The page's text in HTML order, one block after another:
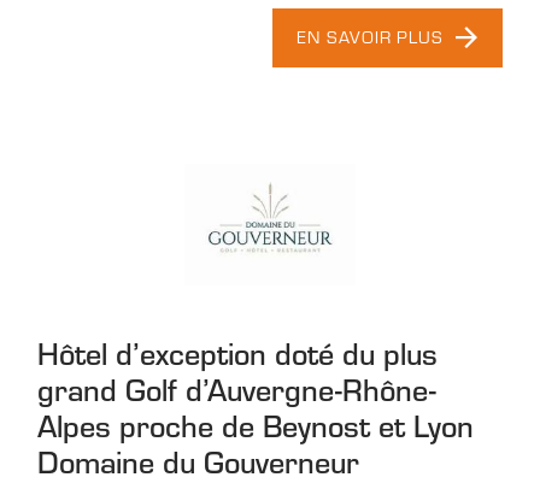
EN SAVOIR PLUS
Hôtel d’exception doté du plus
grand Golf d’Auvergne-Rhône-
Alpes proche de Beynost et Lyon
Domaine du Gouverneur